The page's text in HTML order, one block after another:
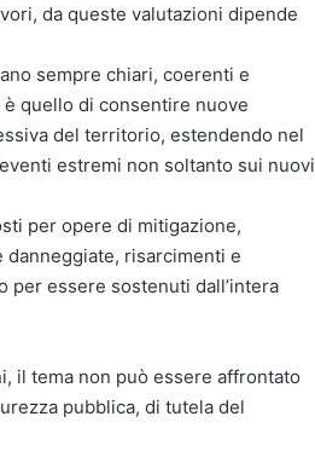
da queste valutazioni dipende
sempre chiari, coerenti e
quello di consentire nuove
del territorio, estendendo nel
estremi non soltanto sui nuovi
per opere di mitigazione,
risarcimenti e
essere sostenuti dall’intera
il tema non può essere affrontato
pubblica, di tutela del